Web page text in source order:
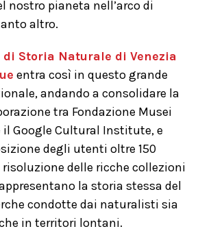
nostro pianeta nell’arco di
altro.
di Storia Naturale di Venezia
entra così in questo grande
andando a consolidare la
tra Fondazione Musei
il Google Cultural Institute, e
degli utenti oltre 150
delle ricche collezioni
la storia stessa del
condotte dai naturalisti sia
in territori lontani.